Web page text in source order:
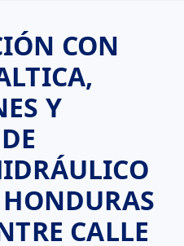
CON
Y
CALLE